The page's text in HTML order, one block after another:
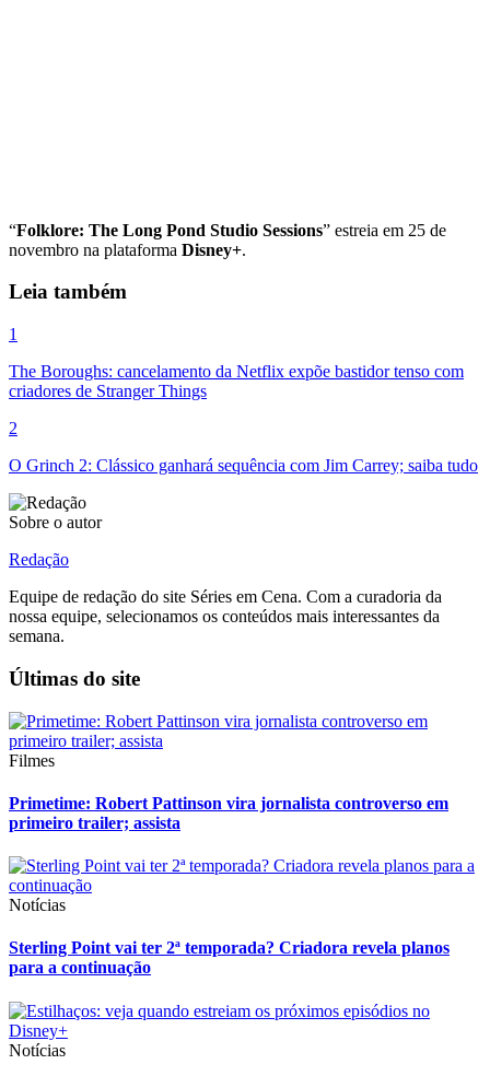
“Folklore: The Long Pond Studio Sessions” estreia em 25 de
novembro na plataforma Disney+.
Leia também
1
The Boroughs: cancelamento da Netflix expõe bastidor tenso com
criadores de Stranger Things
2
O Grinch 2: Clássico ganhará sequência com Jim Carrey; saiba tudo
Sobre o autor
Redação
Equipe de redação do site Séries em Cena. Com a curadoria da
nossa equipe, selecionamos os conteúdos mais interessantes da
semana.
Últimas do site
Filmes
Primetime: Robert Pattinson vira jornalista controverso em
primeiro trailer; assista
Notícias
Sterling Point vai ter 2ª temporada? Criadora revela planos
para a continuação
Notícias